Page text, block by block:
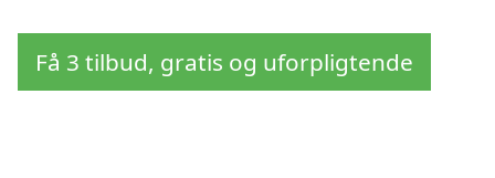
Få 3 tilbud, gratis og uforpligtende